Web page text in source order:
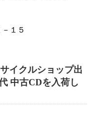
１５
イクルショップ出
中古CDを入荷し